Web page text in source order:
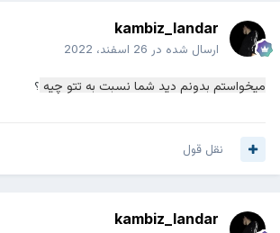
kambiz_landar
ارسال شده در 26 اسفند، 2022
میخواستم بدونم دید شما نسبت به تتو چیه ؟
نقل قول
kambiz_landar